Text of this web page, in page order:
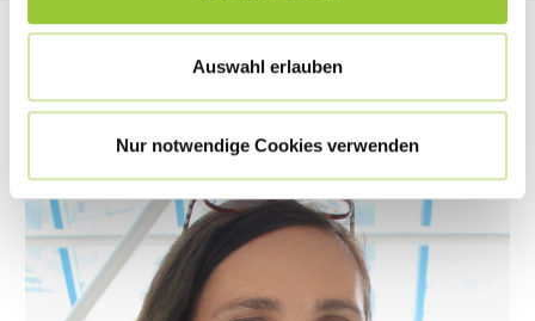
Auswahl erlauben
Nur notwendige Cookies verwenden
Mitarbeiterstimmen